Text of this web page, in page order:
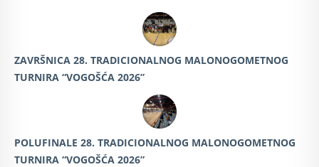
ZAVRŠNICA 28. TRADICIONALNOG MALONOGOMETNOG
TURNIRA “VOGOŠĆA 2026”
POLUFINALE 28. TRADICIONALNOG MALONOGOMETNOG
TURNIRA “VOGOŠĆA 2026”